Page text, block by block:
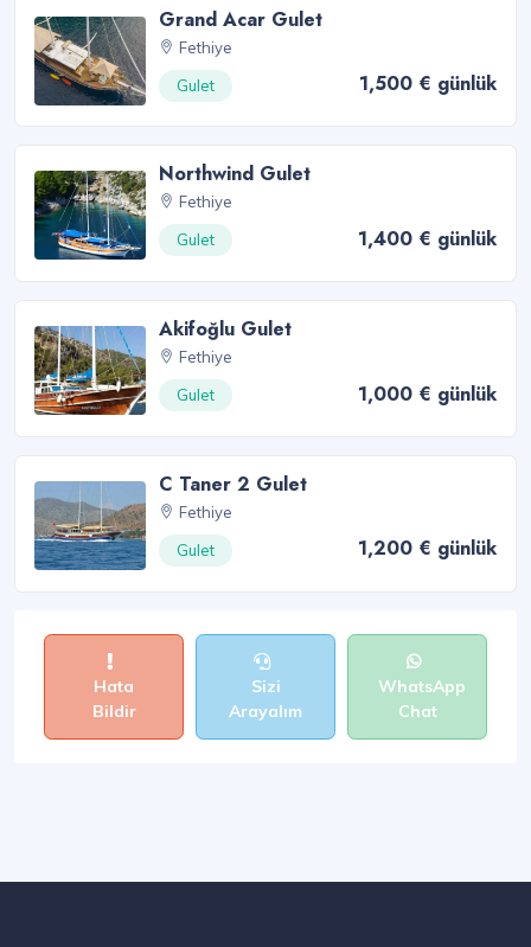
Grand Acar Gulet
Fethiye
Gulet
1,500 € günlük
Northwind Gulet
Fethiye
Gulet
1,400 € günlük
Akifoğlu Gulet
Fethiye
Gulet
1,000 € günlük
C Taner 2 Gulet
Fethiye
Gulet
1,200 € günlük
Hata
Bildir
Sizi
Arayalım
WhatsApp
Chat